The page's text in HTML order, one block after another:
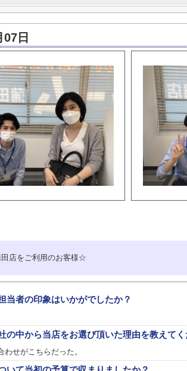
日
店をご利用のお客様☆
当者の印象はいかがでしたか？
の中から当店をお選び頂いた理由を教えて
せがこちらだった。